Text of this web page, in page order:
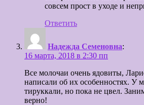
совсем прост в уходе и
Ответить
Надежда Семеновна:
16 марта, 2018 в 2:30 пп
Все молочаи очень ядовиты,
написали об их особенностях. У
тируккали, но пока не цвел.
верно!